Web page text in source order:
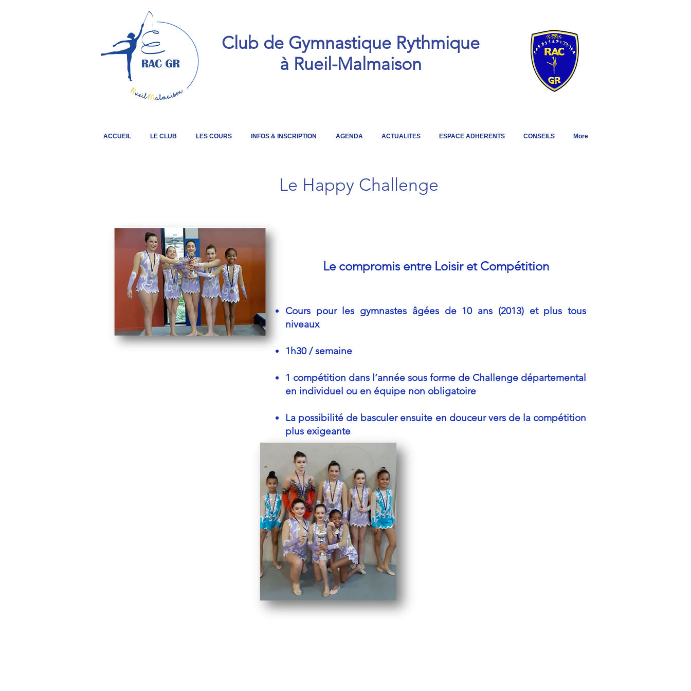
Club de Gymnastique Rythmique
à Rueil-Malmaison
ACCUEIL LE CLUB LES COURS INFOS & INSCRIPTION AGENDA ACTUALITES ESPACE ADHERENTS CONSEILS More
Le Happy Challenge
Le compromis entre Loisir et Compétition
Cours pour les gymnastes âgées de 10 ans (2013) et plus tous
niveaux
1h30 / semaine
1 compétition dans l’année sous forme de Challenge départemental
en individuel ou en équipe non obligatoire
La possibilité de basculer ensuite en douceur vers de la compétition
plus exigeante